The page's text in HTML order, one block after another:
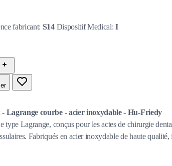
fabricant: S14 Dispositif Medical:I
Lagrange courbe - acier inoxydable - Hu-Friedy
type Lagrange, conçus pour les actes de chirurgie
Fabriqués en acier inoxydable de haute